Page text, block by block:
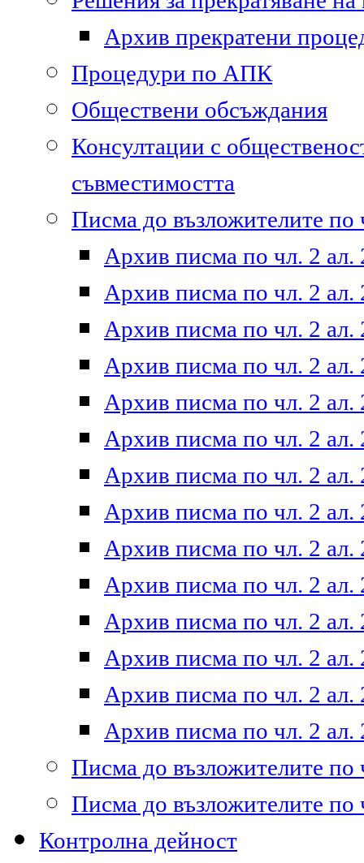
Архив прекратени
Процедури по АПК
Обществени обсъждания
Консултации с
съвместимостта
Писма до възложителите по
Архив писма по чл. 2 ал.
Архив писма по чл. 2 ал.
Архив писма по чл. 2 ал.
Архив писма по чл. 2 ал.
Архив писма по чл. 2 ал.
Архив писма по чл. 2 ал.
Архив писма по чл. 2 ал.
Архив писма по чл. 2 ал.
Архив писма по чл. 2 ал.
Архив писма по чл. 2 ал.
Архив писма по чл. 2 ал.
Архив писма по чл. 2 ал.
Архив писма по чл. 2 ал.
Архив писма по чл. 2 ал.
Писма до възложителите по
Писма до възложителите по
Контролна дейност